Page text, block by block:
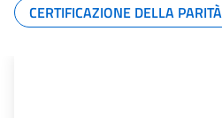
CERTIFICAZIONE DELLA